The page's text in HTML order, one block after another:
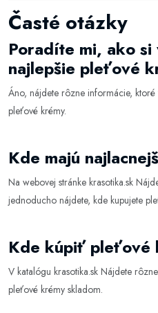
Časté otázky
Poradíte mi, ako
najlepšie pleťové
Áno, nájdete rôzne informácie,
pleťové krémy.
Kde majú
Na webovej stránke krasotika.sk
jednoducho nájdete, kde kupujete
Kde kúpiť pleťové
V katalógu krasotika.sk Nájdete
pleťové krémy skladom.